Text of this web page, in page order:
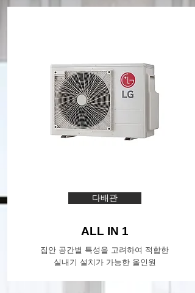
다배관
ALL IN 1
집안 공간별 특성을 고려하여 적합한
실내기 설치가 가능한 올인원